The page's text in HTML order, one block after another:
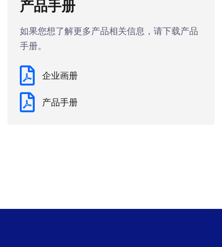
产品手册
如果您想了解更多产品相关信息，请下载产品
手册。
企业画册
产品手册